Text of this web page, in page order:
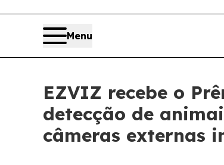
Menu
EZVIZ recebe o
detecção de
câmeras externas